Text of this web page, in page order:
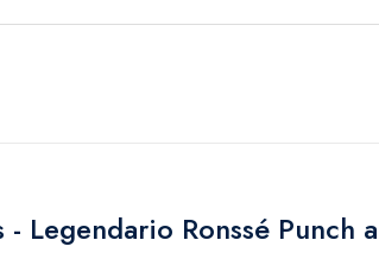
Legendario Ronssé Punch